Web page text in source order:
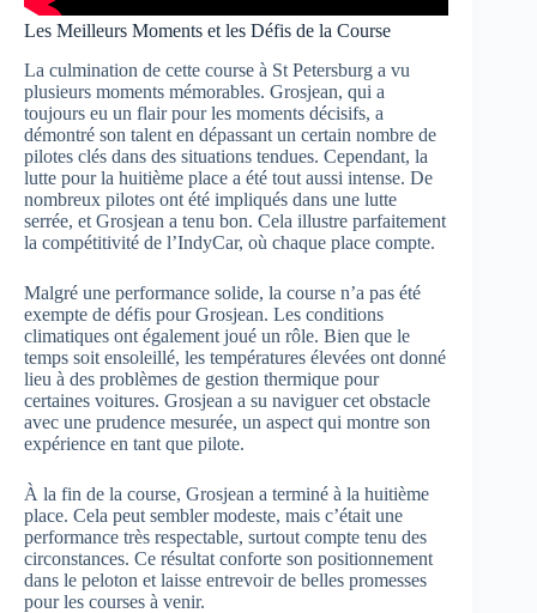
Les Meilleurs Moments et les Défis de la Course
La culmination de cette course à St Petersburg a vu
plusieurs moments mémorables. Grosjean, qui a
toujours eu un flair pour les moments décisifs, a
démontré son talent en dépassant un certain nombre de
pilotes clés dans des situations tendues. Cependant, la
lutte pour la huitième place a été tout aussi intense. De
nombreux pilotes ont été impliqués dans une lutte
serrée, et Grosjean a tenu bon. Cela illustre parfaitement
la compétitivité de l’IndyCar, où chaque place compte.
Malgré une performance solide, la course n’a pas été
exempte de défis pour Grosjean. Les conditions
climatiques ont également joué un rôle. Bien que le
temps soit ensoleillé, les températures élevées ont donné
lieu à des problèmes de gestion thermique pour
certaines voitures. Grosjean a su naviguer cet obstacle
avec une prudence mesurée, un aspect qui montre son
expérience en tant que pilote.
À la fin de la course, Grosjean a terminé à la huitième
place. Cela peut sembler modeste, mais c’était une
performance très respectable, surtout compte tenu des
circonstances. Ce résultat conforte son positionnement
dans le peloton et laisse entrevoir de belles promesses
pour les courses à venir.